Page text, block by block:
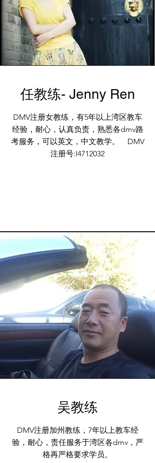
​任教练- Jenny Ren
DMV注册女教练，有5年以上湾区教车
经验，耐心，认真负责，熟悉各dmv路
考服务，可以英文，中文教学。
DMV
注册号:I4712032
吴教练
DMV注册加州教练，7年以上教车经
验，耐心，责任服务于湾区各dmv，严
格再严格要求学员。